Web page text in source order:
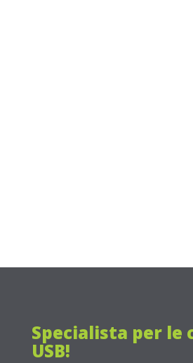
Specialista per le
USB!